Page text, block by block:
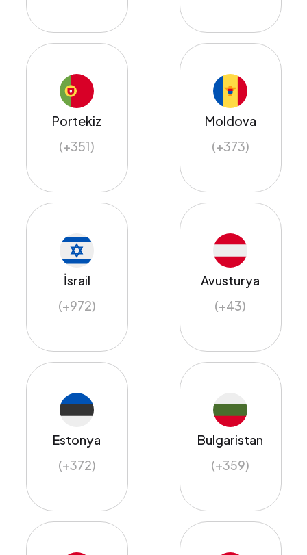
Portekiz
(+351)
Moldova
(+373)
İsrail
(+972)
Avusturya
(+43)
Estonya
(+372)
Bulgaristan
(+359)